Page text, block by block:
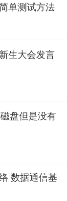
单测试方法
生大会发言
盘但是没有
数据通信基